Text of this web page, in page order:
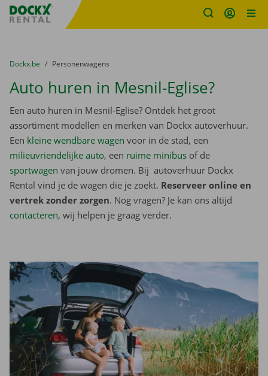
Fratello DEMO
U bevindt zich hier:
van
Dockx.be naar
Personenwagens
Auto huren in Mesnil-Eglise?
Een auto huren in Mesnil-Eglise? Ontdek het groot
assortiment modellen en merken van Dockx autoverhuur.
Een kleine wendbare wagen voor in de stad, een
milieuvriendelijke auto, een ruime minibus of de
sportwagen van jouw dromen. Bij autoverhuur Dockx
Rental vind je de wagen die je zoekt. Reserveer online en
vertrek zonder zorgen. Nog vragen? Je kan ons altijd
contacteren, wij helpen je graag verder.